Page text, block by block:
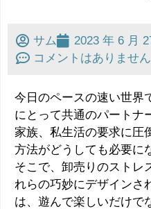
サム 2023 年 6 月
コメントはありません
今日のペースの速い世界
にとって共通のパートナ
家族、私生活の要求に圧
方法がどうしても必要に
そこで、卸売りのストレ
れらの巧妙にデザインさ
は、遊んで楽しいだけで